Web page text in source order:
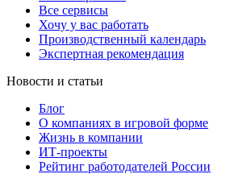
Все сервисы
Хочу у вас работать
Производственный календарь
Экспертная рекомендация
Новости и статьи
Блог
О компаниях в игровой форме
Жизнь в компании
ИТ-проекты
Рейтинг работодателей России